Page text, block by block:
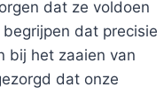
dat ze voldoen
dat precisie
bij het zaaien van
dat onze